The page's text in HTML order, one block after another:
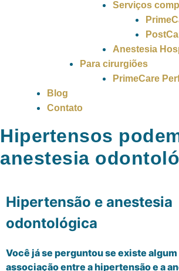
Serviços
Anestesia
Para cirurgiões
PrimeCare
Blog
Contato
Hipertensos
anestesia
Hipertensão e anestesia
odontológica
Você já se perguntou se existe
associação entre a hipertensão e a